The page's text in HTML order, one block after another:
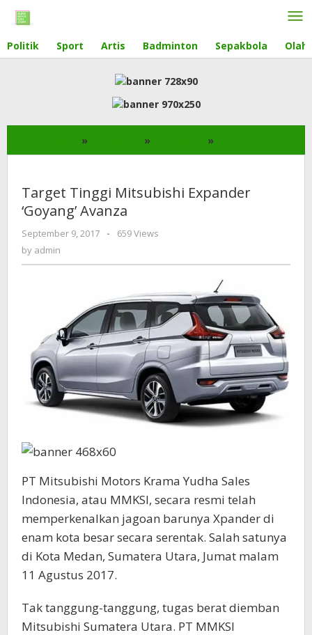
Skip
Politik Sport Artis Badminton Sepakbola
» » »
Tinggi
'Goyang'
Target Tinggi Mitsubishi Expander
‘Goyang’ Avanza
September 9, 2017
by
-
659 Views
by admin
PT Mitsubishi Motors Krama Yudha Sales
Indonesia, atau MMKSI, secara resmi telah
memperkenalkan jagoan barunya Xpander di
enam kota besar secara serentak. Salah satunya
di Kota Medan, Sumatera Utara, Jumat malam
11 Agustus 2017.
Tak tanggung-tanggung, tugas berat diemban
Mitsubishi Sumatera Utara. PT MMKSI